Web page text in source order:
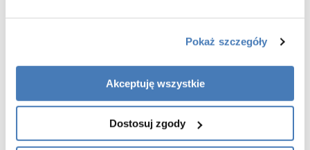
Pokaż szczegóły
Akceptuję wszystkie
Dostosuj zgody
Możliwość montażu bez brodzika
(na posadzce)
Tak
Nano Easy Clean Double
Gwarancja producenta
2 lata